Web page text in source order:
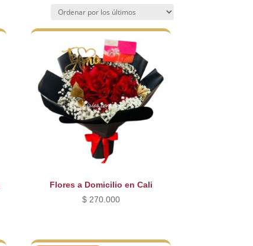
Flores a Domicilio en Cali
$270.000